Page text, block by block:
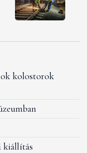
kolostorok
kiállítás